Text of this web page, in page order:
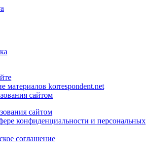
материалов korrespondent.net
сайтом
сайтом
конфиденциальности и персональных
соглашение